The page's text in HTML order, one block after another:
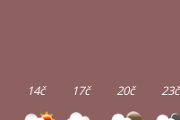
14č 17č 20č 23č